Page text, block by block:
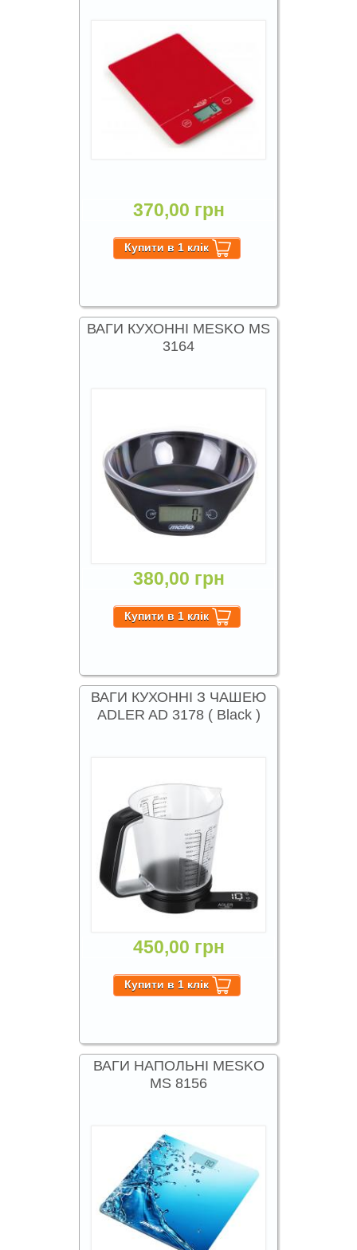
370,00 грн
ВАГИ КУХОННІ MESKO MS
3164
380,00 грн
ВАГИ КУХОННІ З ЧАШЕЮ
ADLER AD 3178 ( Black )
450,00 грн
ВАГИ НАПОЛЬНІ MESKO
MS 8156